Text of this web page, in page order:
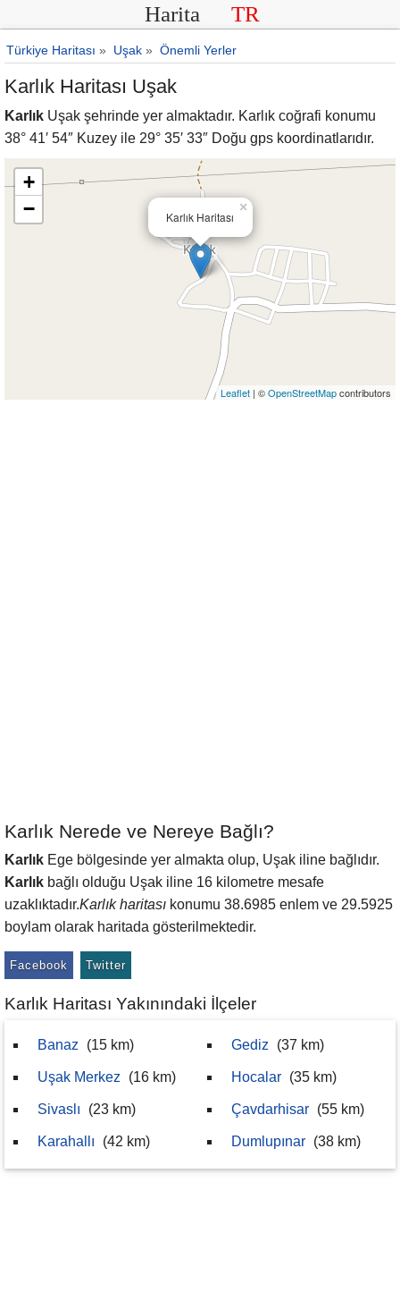
Harita TR
Türkiye Haritası » Uşak » Önemli Yerler
Karlık Haritası Uşak
Karlık Uşak şehrinde yer almaktadır. Karlık coğrafi konumu
38° 41′ 54″ Kuzey ile 29° 35′ 33″ Doğu gps koordinatlarıdır.
Karlık Haritası
×
+
−
Leaflet | ©OpenStreetMapcontributors
Karlık Nerede ve Nereye Bağlı?
Karlık Ege bölgesinde yer almakta olup, Uşak iline bağlıdır.
Karlık bağlı olduğu Uşak iline 16 kilometre mesafe
uzaklıktadır.Karlık haritası konumu 38.6985 enlem ve 29.5925
boylam olarak haritada gösterilmektedir.
Facebook Twitter
Karlık Haritası Yakınındaki İlçeler
Banaz (15 km)
Uşak Merkez (16 km)
Sivaslı (23 km)
Karahallı (42 km)
Gediz (37 km)
Hocalar (35 km)
Çavdarhisar (55 km)
Dumlupınar (38 km)